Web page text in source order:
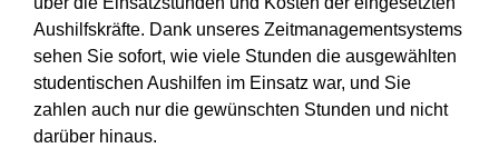
Aushilfskräfte. Dank unseres Zeitmanagementsystems
sehen Sie sofort, wie viele Stunden die ausgewählten
studentischen Aushilfen im Einsatz war, und Sie
zahlen auch nur die gewünschten Stunden und nicht
darüber hinaus.